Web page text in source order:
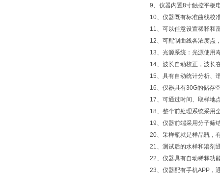
9、仪器内置8寸触控平板
10、仪器既有标准曲线校
11、可以任意设置稀释和
12、可配制曲线各浓度点
13、光源系统：光源使用
14、波长自动校正，波长
15、具有自动统计分析、
16、仪器具有30G的储存
17、可通过时间、取样地
18、整个前处理系统采用
19、仪器前端采用分子筛
20、采样瓶就是样品瓶，
21、测试后的水样和溶剂
22、仪器具有自动稀释功
23、仪器配有手机APP，